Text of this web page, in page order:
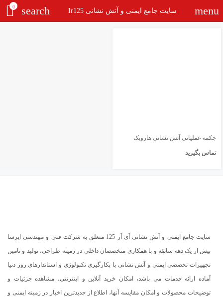
menu سایت جامع ایمنی و آتش نشانی Ir125 search
0
چکمه عملیاتی آتش نشانی هارویک
تماس بگیرید
سایت جامع ایمنی و آتش نشانی آی آر 125 متعلق به شرکت فنی و مهندسی ایرسا
بیش از یک دهه سابقه و با همکاری متخصصان داخلی در زمینه طراحی، تولید و تامین
تجهیزات تخصصی ایمنی و آتش نشانی با بکارگیری تکنولوژی و استاندارهای روز دنیا
آماده ارائه خدمات می باشد، امکان خرید آنلاین و اینترنتی، مشاهده جزئیات و
توضیحات محصولات و امکان مقایسه آنها، اطلاع از جدیدترین اخبار در زمینه ایمنی و